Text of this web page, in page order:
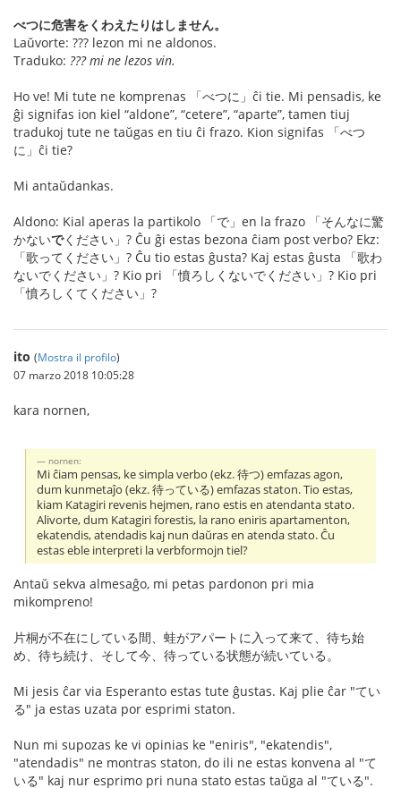
べつに危害をくわえたりはしません。
Laŭvorte: ??? lezon mi ne aldonos.
Traduko: ??? mi ne lezos vin.
Ho ve! Mi tute ne komprenas 「べつに」ĉi tie. Mi pensadis, ke
ĝi signifas ion kiel “aldone”, “cetere”, “aparte”, tamen tiuj
tradukoj tute ne taŭgas en tiu ĉi frazo. Kion signifas 「べつ
に」ĉi tie?
Mi antaŭdankas.
Aldono: Kial aperas la partikolo 「で」en la frazo 「そんなに驚
かないでください」? Ĉu ĝi estas bezona ĉiam post verbo? Ekz:
「歌ってください」? Ĉu tio estas ĝusta? Kaj estas ĝusta 「歌わ
ないでください」? Kio pri 「憤ろしくないでください」? Kio pri
「憤ろしくてください」?
ito (Mostra il profilo)
07 marzo 2018 10:05:28
kara nornen,
nornen:
Mi ĉiam pensas, ke simpla verbo (ekz. 待つ) emfazas agon,
dum kunmetaĵo (ekz. 待っている) emfazas staton. Tio estas,
kiam Katagiri revenis hejmen, rano estis en atendanta stato.
Alivorte, dum Katagiri forestis, la rano eniris apartamenton,
ekatendis, atendadis kaj nun daŭras en atenda stato. Ĉu
estas eble interpreti la verbformojn tiel?
Antaŭ sekva almesaĝo, mi petas pardonon pri mia
mikompreno!
片桐が不在にしている間、蛙がアパートに入って来て、待ち始
め、待ち続け、そして今、待っている状態が続いている。
Mi jesis ĉar via Esperanto estas tute ĝustas. Kaj plie ĉar "てい
る" ja estas uzata por esprimi staton.
Nun mi supozas ke vi opinias ke "eniris", "ekatendis",
"atendadis" ne montras staton, do ili ne estas konvena al "て
いる" kaj nur esprimo pri nuna stato estas taŭga al "ている".